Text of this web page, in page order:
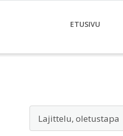
ETUSIVU